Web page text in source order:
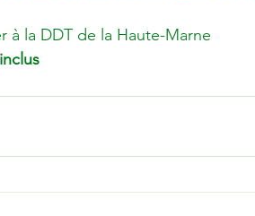
à la DDT de la Haute-Marne